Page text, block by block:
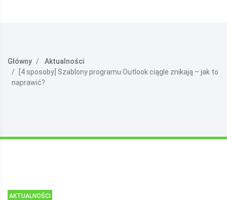
Główny
Aktualności
[4 sposoby] Szablony programu Outlook ciągle znikają – jak to
naprawić?
AKTUALNOŚCI